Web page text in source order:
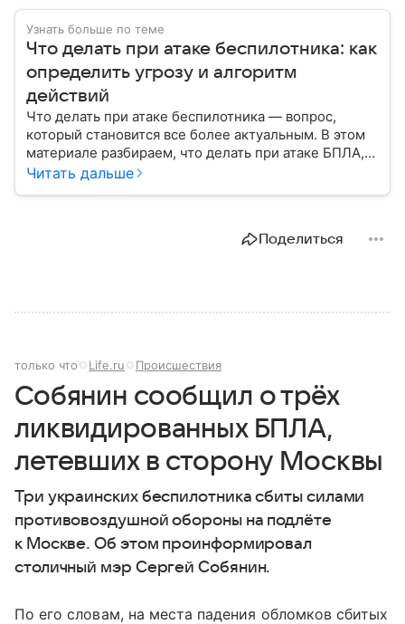
Узнать больше по теме
Что делать при атаке беспилотника: как
определить угрозу и алгоритм
действий
Что делать при атаке беспилотника — вопрос,
который становится все более актуальным. В этом
материале разбираем, что делать при атаке БПЛА,
как распознать угрозу, какие действия предпринять
Читать дальше
Поделиться
только что Life.ru Происшествия
Собянин сообщил о трёх
ликвидированных БПЛА,
летевших в сторону Москвы
Три украинских беспилотника сбиты силами
противовоздушной обороны на подлёте
к Москве. Об этом проинформировал
столичный мэр Сергей Собянин.
По его словам, на места падения обломков сбитых